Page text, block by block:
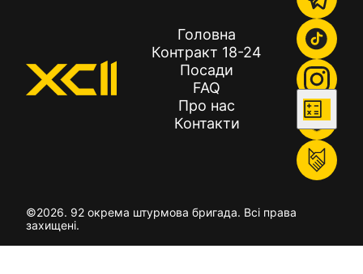
Головна
Контракт 18-24
Посади
FAQ
Про нас
Контакти
©2026. 92 окрема штурмова бригада. Всі права
захищені.